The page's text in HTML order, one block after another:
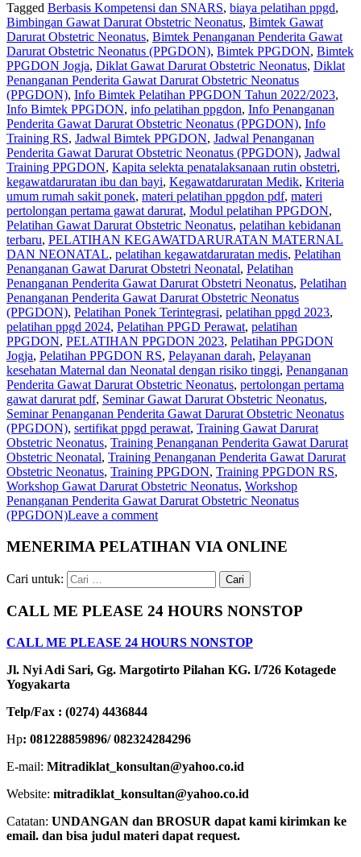
Tagged Berbasis Kompetensi dan SNARS‎, biaya pelatihan ppgd,
Bimbingan Gawat Darurat Obstetric Neonatus, Bimtek Gawat
Darurat Obstetric Neonatus, Bimtek Penanganan Penderita Gawat
Darurat Obstetric Neonatus (PPGDON), Bimtek PPGDON, Bimtek
PPGDON Jogja, Diklat Gawat Darurat Obstetric Neonatus, Diklat
Penanganan Penderita Gawat Darurat Obstetric Neonatus
(PPGDON), Info Bimtek Pelatihan PPGDON Tahun 2022/2023,
Info Bimtek PPGDON, info pelatihan ppgdon, Info Penanganan
Penderita Gawat Darurat Obstetric Neonatus (PPGDON), Info
Training RS‎, Jadwal Bimtek PPGDON, Jadwal Penanganan
Penderita Gawat Darurat Obstetric Neonatus (PPGDON), Jadwal
Training PPGDON, Kapita selekta penatalaksanaan rutin obstetri,
kegawatdaruratan ibu dan bayi, Kegawatdaruratan Medik, Kriteria
umum rumah sakit ponek, materi pelatihan ppgdon pdf, materi
pertolongan pertama gawat darurat, Modul pelatihan PPGDON,
Pelatihan Gawat Darurat Obstetric Neonatus, pelatihan kebidanan
terbaru, PELATIHAN KEGAWATDARURATAN MATERNAL
DAN NEONATAL, pelatihan kegawatdaruratan medis, Pelatihan
Penanganan Gawat Darurat Obstetri Neonatal, Pelatihan
Penanganan Penderita Gawat Darurat Obstetri Neonatus, Pelatihan
Penanganan Penderita Gawat Darurat Obstetric Neonatus
(PPGDON), Pelatihan Ponek Terintegrasi, pelatihan ppgd 2023,
pelatihan ppgd 2024, Pelatihan PPGD Perawat, pelatihan
PPGDON, PELATIHAN PPGDON 2023, Pelatihan PPGDON
Jogja, Pelatihan PPGDON RS, Pelayanan darah, Pelayanan
kesehatan Maternal dan Neonatal dengan risiko tinggi, Penanganan
Penderita Gawat Darurat Obstetric Neonatus, pertolongan pertama
gawat darurat pdf, Seminar Gawat Darurat Obstetric Neonatus,
Seminar Penanganan Penderita Gawat Darurat Obstetric Neonatus
(PPGDON), sertifikat ppgd perawat, Training Gawat Darurat
Obstetric Neonatus, Training Penanganan Penderita Gawat Darurat
Obstetric Neonatal, Training Penanganan Penderita Gawat Darurat
Obstetric Neonatus, Training PPGDON, Training PPGDON RS,
Workshop Gawat Darurat Obstetric Neonatus, Workshop
Penanganan Penderita Gawat Darurat Obstetric Neonatus
(PPGDON)Leave a comment
MENERIMA PELATIHAN VIA ONLINE
Cari untuk:
CALL ME PLEASE 24 HOURS NONSTOP
CALL ME PLEASE 24 HOURS NONSTOP
Jl. Nyi Adi Sari, Gg. Margotirto Pilahan KG. I/726 Kotagede
Yogyakarta
Telp/Fax : (0274) 4436844
Hp: 081228859896/ 082324284296
E-mail: Mitradiklat_konsultan@yahoo.co.id
Website: mitradiklat_konsultan@yahoo.co.id
Catatan: UNDANGAN dan BROSUR dapat kami kirimkan ke
email. dan bisa judul materi dapat request.